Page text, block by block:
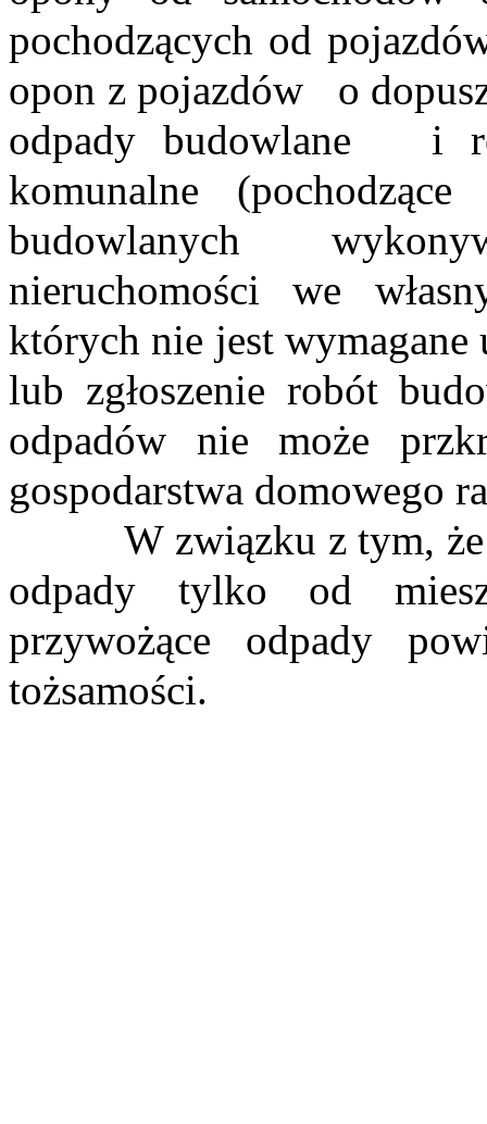
pochodzących od
opon z pojazdów o
odpady budowlane i
komunalne
budowlanych
nieruchomości we
których nie jest wymagane
lub zgłoszenie robót
odpadów nie może
gospodarstwa domowego
W związku z tym, że
odpady tylko od
przywożące odpady
tożsamości.